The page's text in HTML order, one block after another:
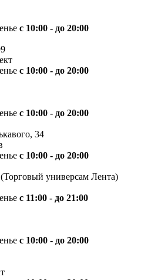
с 10:00 - до 20:00
с 10:00 - до 20:00
с 10:00 - до 20:00
34
с 10:00 - до 20:00
универсам Лента)
с 11:00 - до 21:00
с 10:00 - до 20:00